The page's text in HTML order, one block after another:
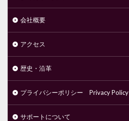
会社概要
アクセス
歴史・沿革
プライバシーポリシー Privacy Policy
サポートについて